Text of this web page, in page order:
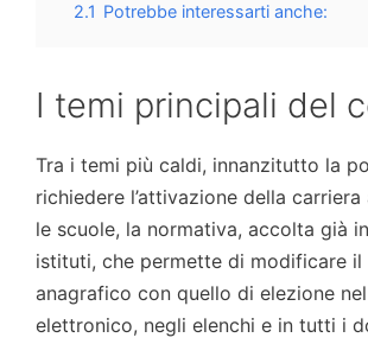
2.1 Potrebbe interessarti anche:
I temi principali del
Tra i temi più caldi, innanzitutto la
richiedere l’attivazione della
le scuole, la normativa, accolta già
istituti, che permette di modificare il
anagrafico con quello di elezione
elettronico, negli elenchi e in tutti i